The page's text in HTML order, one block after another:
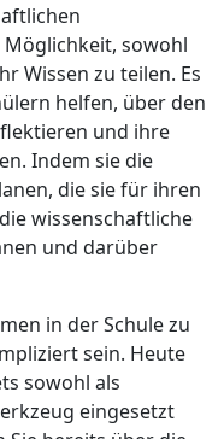
sowohl
Wissen zu teilen. Es
helfen, über den
und ihre
Indem sie die
die sie für ihren
wissenschaftliche
und darüber
in der Schule zu
sein. Heute
sowohl als
eingesetzt